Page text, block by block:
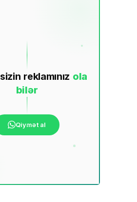
sizin reklamınız ola
bilər
Qiymət al